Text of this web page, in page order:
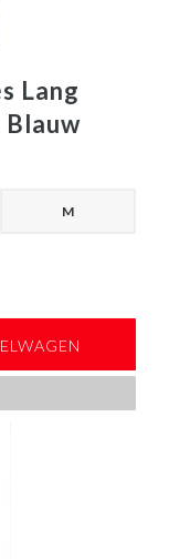
Lang
M